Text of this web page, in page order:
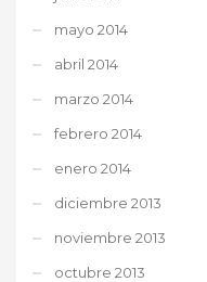
mayo 2014
abril 2014
marzo 2014
febrero 2014
enero 2014
diciembre 2013
noviembre 2013
octubre 2013